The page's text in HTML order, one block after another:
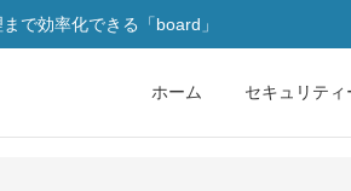
で効率化できる「board」
ホーム セキュリティ